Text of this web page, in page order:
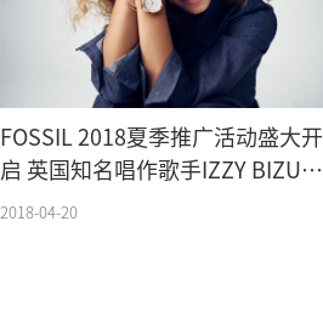
FOSSIL 2018夏季推广活动盛大开
启 英国知名唱作歌手IZZY BIZU倾
情加盟
2018-04-20